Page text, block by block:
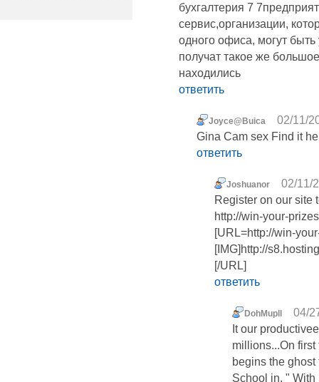
бухгалтерия 7
сервис,организации,
одного офиса, могут
получат такое же
находились
ответить
Joyce@Buica
02/11/
Gina Cam sex Find it
ответить
Joshuanor
02/11/
Register on our site
http://win-your-
[URL=http://win-
[IMG]http://
[/URL]
ответить
DohMupll
04/
It our
millions...On
begins the
School in, "